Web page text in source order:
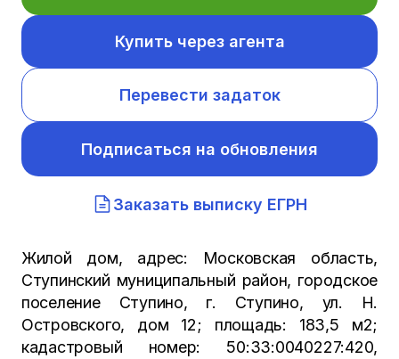
Купить через агента
Перевести задаток
Подписаться на обновления
Заказать выписку ЕГРН
Жилой дом, адрес: Московская область,
Ступинский муниципальный район, городское
поселение Ступино, г. Ступино, ул. Н.
Островского, дом 12; площадь: 183,5 м2;
кадастровый номер: 50:33:0040227:420,